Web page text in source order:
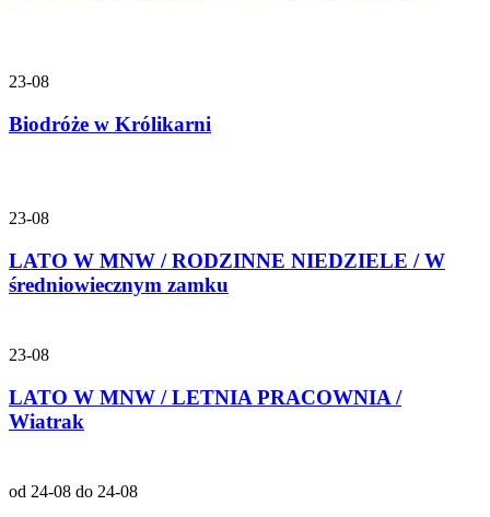
23-08
Biodróże w Królikarni
23-08
LATO W MNW / RODZINNE NIEDZIELE / W
średniowiecznym zamku
23-08
LATO W MNW / LETNIA PRACOWNIA /
Wiatrak
od 24-08 do 24-08